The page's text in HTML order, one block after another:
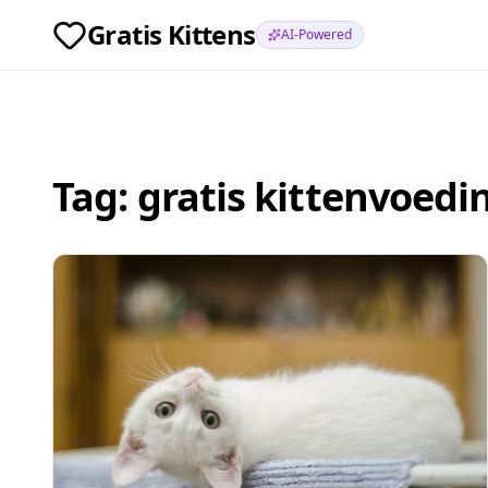
Gratis Kittens AI-Powered
Tag: gratis